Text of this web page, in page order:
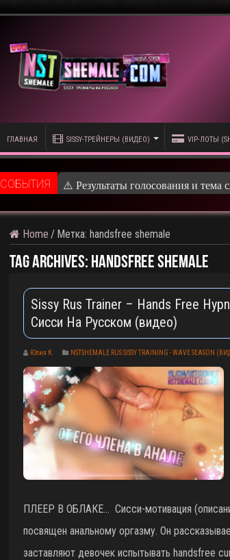
ГЛАВНАЯ SISSY-ТРЕЙНЕРЫ (ВИДЕО) VIP-ЛОТЫ
CОБЫТИЯ ⚠️ Результаты голосования и тема
Home / Метка: handsfree shemale
Tag Archives: handsfree shemale
Sissy Rus Trainer – Hands Free
Сисси На Русском (видео)
Юлия К. NSTSHEMALE RUS SISSY TRAINING - WAVE SEASON
ПЛЕЕР В ОБЛАКЕ… Сисси-мотивация
посвящен анальному оргазму. Он
заставляют девочек испытывать handsfree